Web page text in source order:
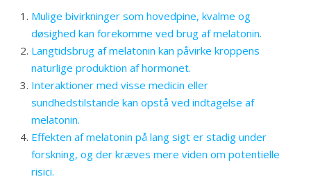
Mulige bivirkninger som hovedpine, kvalme og
døsighed kan forekomme ved brug af melatonin.
Langtidsbrug af melatonin kan påvirke kroppens
naturlige produktion af hormonet.
Interaktioner med visse medicin eller
sundhedstilstande kan opstå ved indtagelse af
melatonin.
Effekten af melatonin på lang sigt er stadig under
forskning, og der kræves mere viden om potentielle
risici.